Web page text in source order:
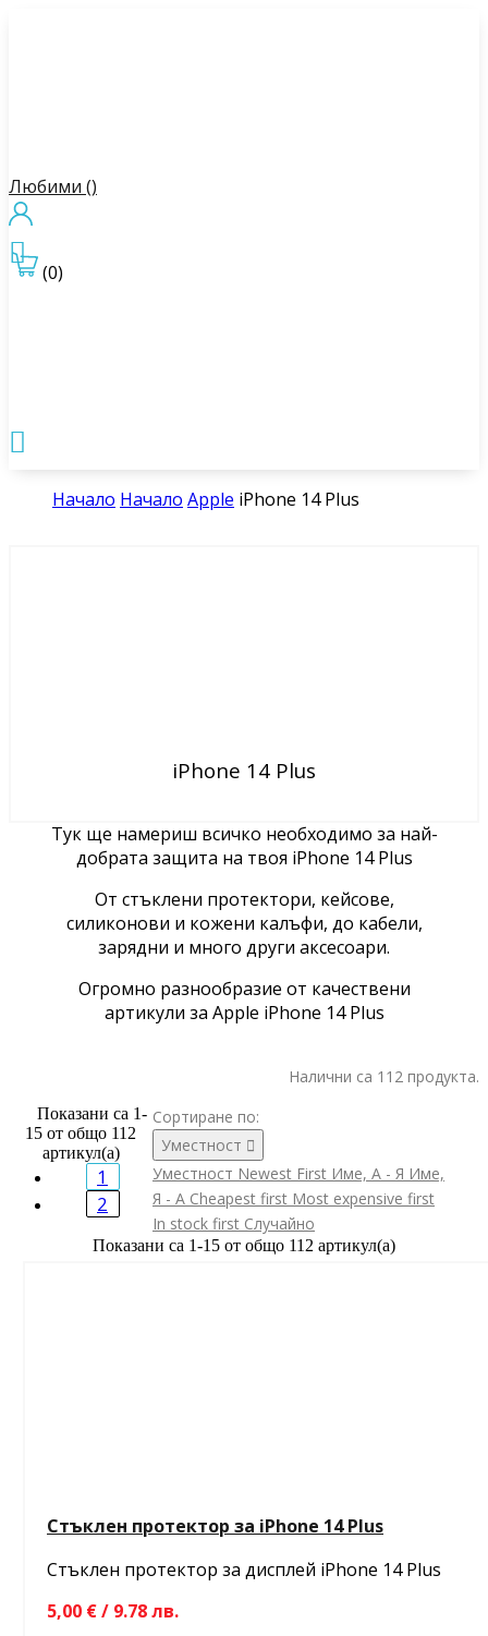
Любими ()
(0)


Начало Начало Apple iPhone 14 Plus
iPhone 14 Plus
Тук ще намериш всичко необходимо за най-
добрата защита на твоя iPhone 14 Plus
От стъклени протектори, кейсове,
силиконови и кожени калъфи, до кабели,
зарядни и много други аксесоари.
Огромно разнообразие от качествени
артикули за Apple iPhone 14 Plus
Налични са 112 продукта.
Сортиране по:
Уместност 
Уместност Newest First Име, А - Я Име,
Я - А Cheapest first Most expensive first
In stock first Случайно
Показани са 1-15 от общо 112 артикул(а)
Стъклен протектор за iPhone 14 Plus
Стъклен протектор за дисплей iPhone 14 Plus
5,00 € / 9.78 лв.
Показани са 1-
15 от общо 112
артикул(а)
1
2